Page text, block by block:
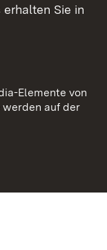
Sie in
Elemente von
auf der